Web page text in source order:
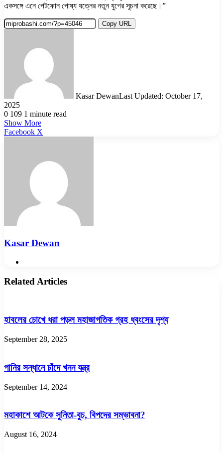
একসঙ্গে এনে পেটফোন পোষ্য যত্নের নতুন যুগের সূচনা করেছে।”
Copy URL
Kasar DewanLast Updated: October 17,
2025
0 109 1 minute read
Show More
Facebook X
Kasar Dewan
Related Articles
হাবলের চোখে ধরা পড়ল মহাজাগতিক গ্রহ ধ্বংসের দৃশ্য
September 28, 2025
পানির সন্ধানে চাঁদে খনন যন্ত্র
September 14, 2024
মহাকাশে আটকে সুনিতা-বুচ, বিপদের সম্ভাবনা?
August 16, 2024